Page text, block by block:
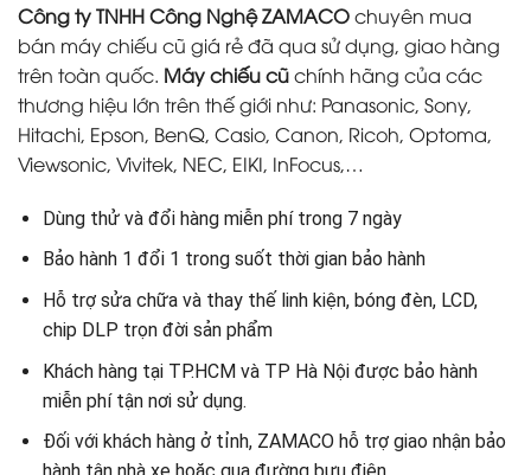
Công ty TNHH Công Nghệ ZAMACOchuyên mua
bán máy chiếu cũ giá rẻ đã qua sử dụng, giao hàng
trên toàn quốc. Máy chiếu cũchính hãng của các
thương hiệu lớn trên thế giới như: Panasonic, Sony,
Hitachi, Epson, BenQ, Casio, Canon, Ricoh, Optoma,
Viewsonic, Vivitek, NEC, EIKI, InFocus,…
Dùng thử và đổi hàng miễn phí trong 7 ngày
Bảo hành 1 đổi 1 trong suốt thời gian bảo hành
Hỗ trợ sửa chữa và thay thế linh kiện, bóng đèn, LCD,
chip DLP trọn đời sản phẩm
Khách hàng tại TP.HCM và TP Hà Nội được bảo hành
miễn phí tận nơi sử dụng.
Đối với khách hàng ở tỉnh, ZAMACO hỗ trợ giao nhận bảo